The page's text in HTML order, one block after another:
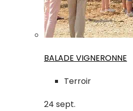
BALADE VIGNERONNE
Terroir
24 sept.